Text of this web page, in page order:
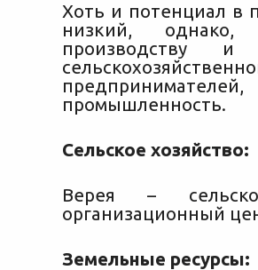
Хоть и потенциал в
низкий,
производству и
промышленность.
Сельское хозяйство:
Верея –
организационный
Земельные ресурсы: